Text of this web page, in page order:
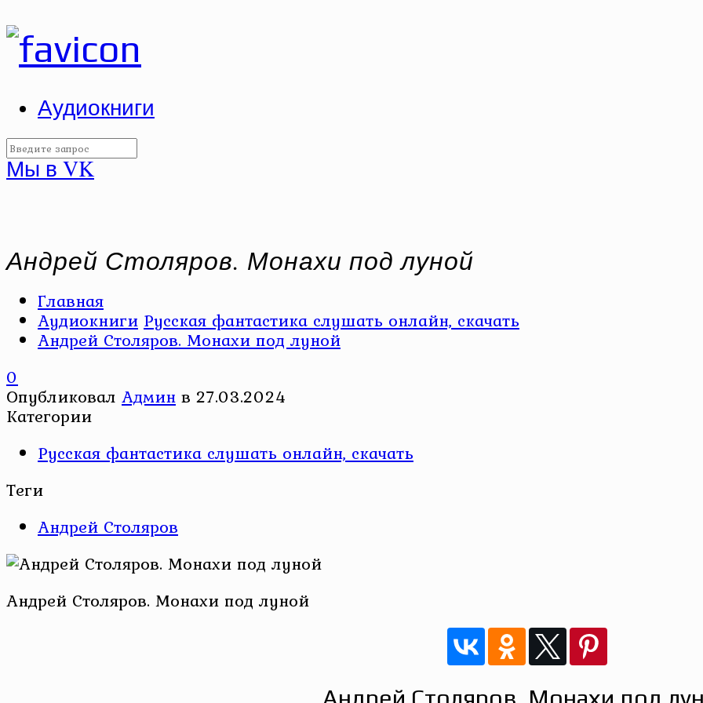
Аудиокниги
Мы в VK
Андрей Столяров. Монахи под луной
Главная
Аудиокниги Русская фантастика слушать онлайн, скачать
Андрей Столяров. Монахи под луной
0
Опубликовал Админ в 27.03.2024
Категории
Русская фантастика слушать онлайн, скачать
Теги
Андрей Столяров
Андрей Столяров. Монахи под луной